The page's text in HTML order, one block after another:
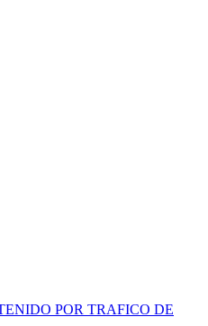
POR TRAFICO DE